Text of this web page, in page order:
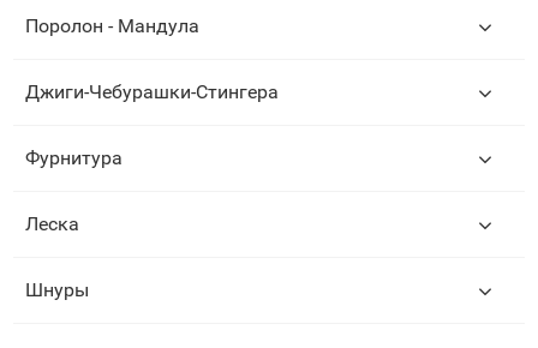
Поролон - Мандула
Джиги-Чебурашки-Стингера
Фурнитура
Леска
Шнуры